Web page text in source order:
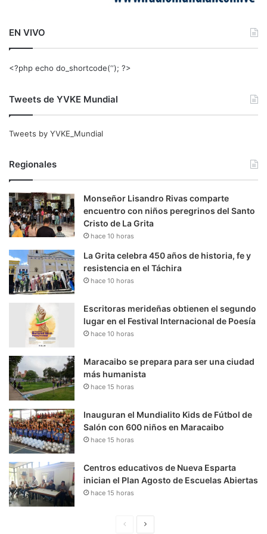
EN VIVO
<?php echo do_shortcode(‘‘); ?>
Tweets de YVKE Mundial
Tweets by YVKE_Mundial
Regionales
Monseñor Lisandro Rivas comparte
encuentro con niños peregrinos del Santo
Cristo de La Grita
hace 10 horas
La Grita celebra 450 años de historia, fe y
resistencia en el Táchira
hace 10 horas
Escritoras merideñas obtienen el segundo
lugar en el Festival Internacional de Poesía
hace 10 horas
Maracaibo se prepara para ser una ciudad
más humanista
hace 15 horas
Inauguran el Mundialito Kids de Fútbol de
Salón con 600 niños en Maracaibo
hace 15 horas
Centros educativos de Nueva Esparta
inician el Plan Agosto de Escuelas Abiertas
hace 15 horas